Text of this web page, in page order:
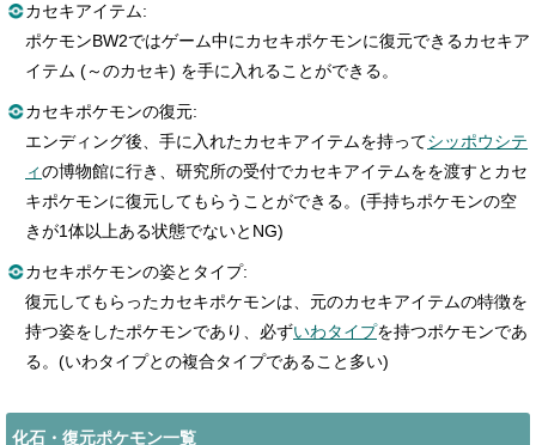
カセキアイテム:
ポケモンBW2ではゲーム中にカセキポケモンに復元できるカセキア
イテム (～のカセキ) を手に入れることができる。
カセキポケモンの復元:
エンディング後、手に入れたカセキアイテムを持ってシッポウシテ
ィの博物館に行き、研究所の受付でカセキアイテムをを渡すとカセ
キポケモンに復元してもらうことができる。(手持ちポケモンの空
きが1体以上ある状態でないとNG)
カセキポケモンの姿とタイプ:
復元してもらったカセキポケモンは、元のカセキアイテムの特徴を
持つ姿をしたポケモンであり、必ずいわタイプを持つポケモンであ
る。(いわタイプとの複合タイプであること多い)
化石・復元ポケモン一覧